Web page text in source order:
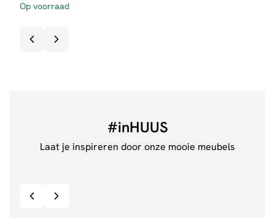
Op voorraad
#inHUUS
Laat je inspireren door onze mooie meubels